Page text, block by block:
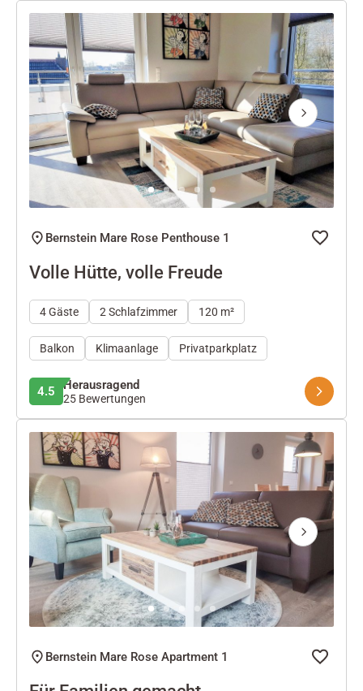
Next
Bernstein Mare Rose Penthouse 1
Volle Hütte, volle Freude
4 Gäste 2 Schlafzimmer 120 m²
Balkon Klimaanlage Privatparkplatz
4.5 Herausragend
25 Bewertungen
Next
Bernstein Mare Rose Apartment 1